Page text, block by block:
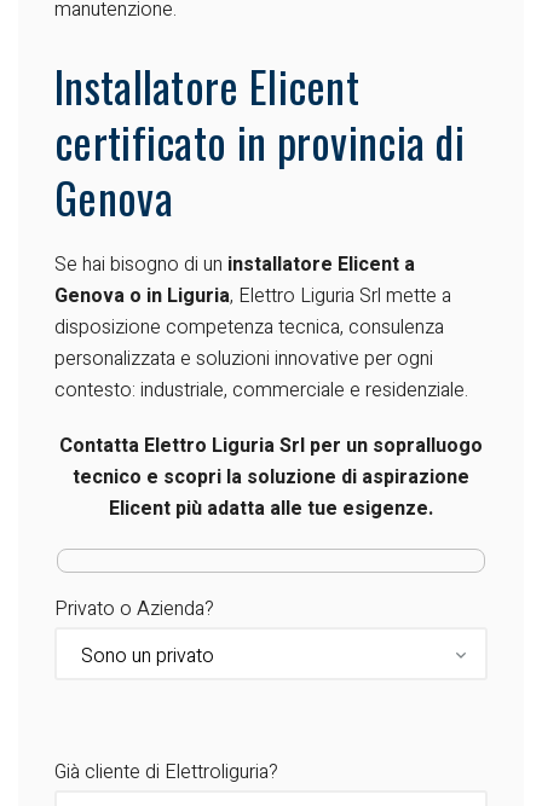
manutenzione.
Installatore Elicent
certificato in provincia di
Genova
Se hai bisogno di un installatore Elicent a
Genova o in Liguria, Elettro Liguria Srl mette a
disposizione competenza tecnica, consulenza
personalizzata e soluzioni innovative per ogni
contesto: industriale, commerciale e residenziale.
Contatta Elettro Liguria Srl per un sopralluogo
tecnico e scopri la soluzione di aspirazione
Elicent più adatta alle tue esigenze.
Privato o Azienda?
Già cliente di Elettroliguria?